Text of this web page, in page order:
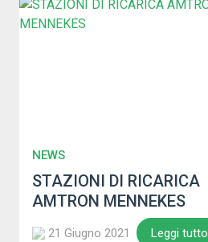
NEWS
STAZIONI DI RICARICA
AMTRON MENNEKES
21 Giugno 2021 Leggi tutto